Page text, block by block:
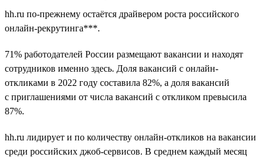
hh.ru по-прежнему остаётся драйвером роста российского
онлайн-рекрутинга***.
71% работодателей России размещают вакансии и находят
сотрудников именно здесь. Доля вакансий с онлайн-
откликами в 2022 году составила 82%, а доля вакансий
с приглашениями от числа вакансий с откликом превысила
87%.
hh.ru лидирует и по количеству онлайн-откликов на вакансии
среди российских джоб-сервисов. В среднем каждый месяц